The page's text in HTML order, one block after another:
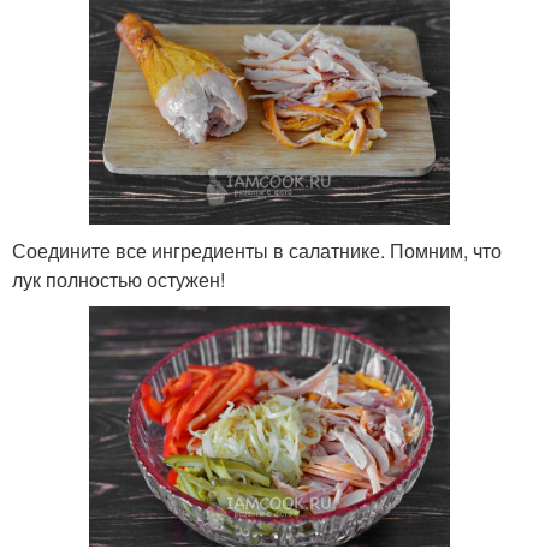
Соедините все ингредиенты в салатнике. Помним, что
лук полностью остужен!